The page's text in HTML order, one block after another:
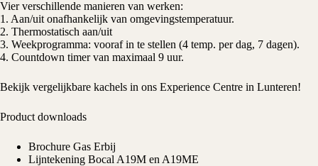
Vier verschillende manieren van werken:
1. Aan/uit onafhankelijk van omgevingstemperatuur.
2. Thermostatisch aan/uit
3. Weekprogramma: vooraf in te stellen (4 temp. per dag, 7 dagen).
4. Countdown timer van maximaal 9 uur.
Bekijk vergelijkbare kachels in ons Experience Centre in Lunteren!
Product downloads
Brochure Gas Erbij
Lijntekening Bocal A19M en A19ME